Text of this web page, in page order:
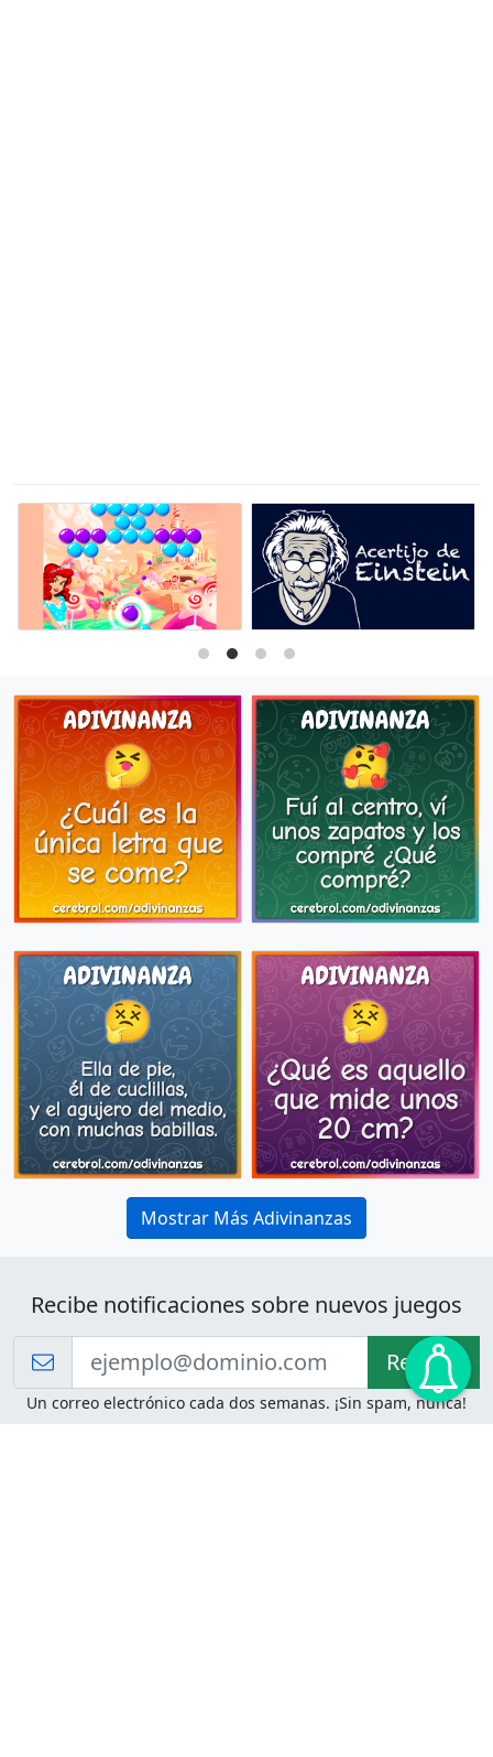
Mostrar Más Adivinanzas
Recibe notificaciones sobre nuevos juegos
Recibir!
Un correo electrónico cada dos semanas. ¡Sin spam, nunca!